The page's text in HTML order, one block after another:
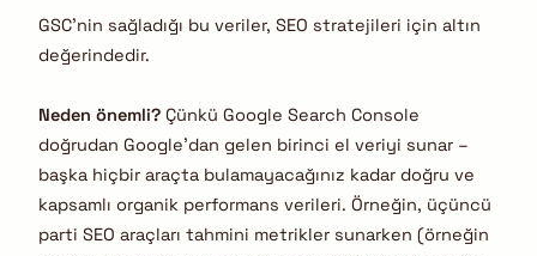
GSC’nin sağladığı bu veriler, SEO stratejileri için altın
değerindedir.
Neden önemli? Çünkü Google Search Console
doğrudan Google’dan gelen birinci el veriyi sunar –
başka hiçbir araçta bulamayacağınız kadar doğru ve
kapsamlı organik performans verileri. Örneğin, üçüncü
parti SEO araçları tahmini metrikler sunarken (örneğin